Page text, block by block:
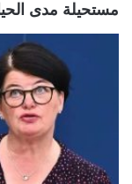
مستحيلة مدى